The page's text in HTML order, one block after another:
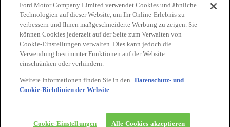
Datenschutzbestimmungen
Impressum
Mein Konto
Login / Registrierung
Meine Bestellungen
Land ändern
© 2026 Ford-Werke-GmbH
Ford Onlineshop
Ford Motor Company Limited verwendet Cookies und ähnliche
Technologien auf dieser Website, um Ihr Online-Erlebnis zu
verbessern und Ihnen maßgeschneiderte Werbung zu zeigen. Sie
können Cookies jederzeit auf der Seite zum Verwalten von
Cookie-Einstellungen verwalten. Dies kann jedoch die
Verwendung bestimmter Funktionen auf der Website
einschränken oder verhindern.
Weitere Informationen finden Sie in den
Datenschutz- und
Cookie-Richtlinien der Website.
Cookie-Einstellungen Alle Cookies akzeptieren
Bestellung